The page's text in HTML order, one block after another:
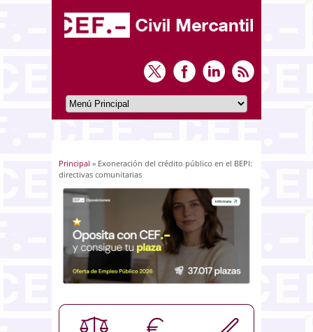
Usted está aquí
Principal » Exoneración del crédito público en el BEPI:
directivas comunitarias